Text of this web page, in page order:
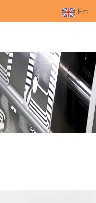
En
SOLICITAR ORÇAMENTO